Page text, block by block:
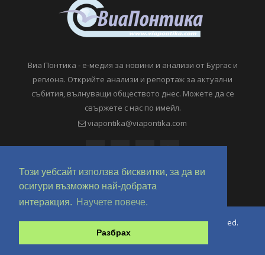
Този уебсайт използва бисквитки, за да ви
осигури възможно най-добрата
интеракция.
Научете повече.
Разбрах
Виа Понтика - е-медия за новини и анализи от Бургас и
региона. Открийте анализи и репортаж за актуални
събития, вълнуващи обществото днес. Можете да се
свържете с нас по имейл.
viapontika@viapontika.com
Copyright © 2018-2024 ViaPontika.com. All Rights Reserved.
Development @ OverHertz Ltd